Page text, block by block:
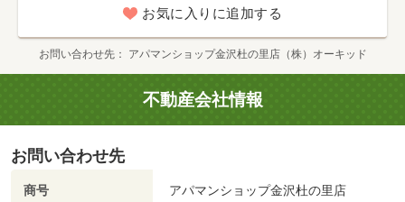
お気に入りに追加する
お問い合わせ先 アパマンショップ金沢杜の里店（株）オーキッド
不動産会社情報
お問い合わせ先
商号
アパマンショップ金沢杜の里店